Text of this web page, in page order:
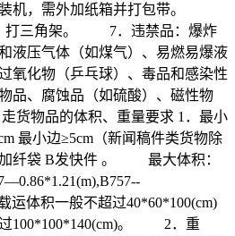
装机，需外加纸箱并打包带。
打三角架。 7．违禁品：爆炸
液压气体（如煤气）、易燃易爆液
氧化物（乒乓球）、毒品和感染性
品、腐蚀品（如硫酸）、磁性物
货物品的体积、重量要求 1．最小
小边≥5cm（新闻稿件类货物除
袋 B发快件 。 最大体积：
体积一般不超过40*60*100(cm)
过100*100*140(cm)。 2．重